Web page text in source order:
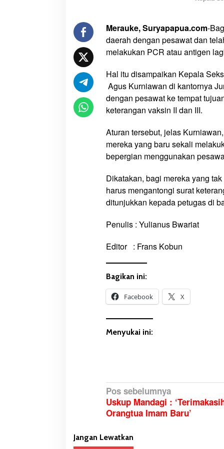
n
I
I
a
n
I
I
T
a
k
e
r
l
A
t
n
S
k
P
e
s
Merauke, Suryapapua.com-
daerah dengan pesawat dan
melakukan PCR atau antigen
Hal itu disampaikan Kepala
Agus Kurniawan di kantornya
dengan pesawat ke tempat
keterangan vaksin II dan III.
Aturan tersebut, jelas
mereka yang baru sekali
bepergian menggunakan
Dikatakan, bagi mereka yang
harus mengantongi surat
ditunjukkan kepada petugas di
Penulis : Yulianus Bwariat
Editor : Frans Kobun
Bagikan ini:
Facebook X
Menyukai ini:
N
a
v
g
Pos sebelumnya
Uskup Mandagi :
Orangtua Imam Baru’
Jangan Lewatkan